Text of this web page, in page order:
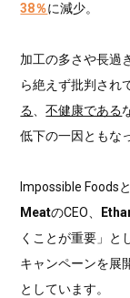
38％に減少。
加工の多さや長過
ら絶えず批判され
る 、不健康である
低下の一因ともな
Impossible Foods
MeatのCEO、
くことが重要」と
キャンペーンを展
としています。